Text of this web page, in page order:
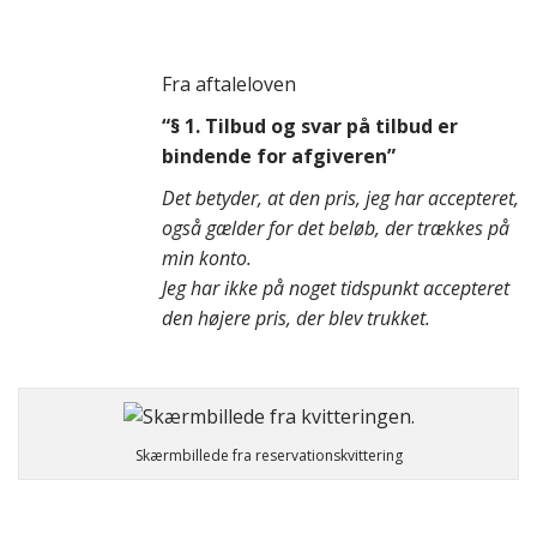
Fra aftaleloven
“§ 1. Tilbud og svar på tilbud er
bindende for afgiveren”
Det betyder, at den pris, jeg har accepteret,
også gælder for det beløb, der trækkes på
min konto.
Jeg har ikke på noget tidspunkt accepteret
den højere pris, der blev trukket.
Skærmbillede fra reservationskvittering